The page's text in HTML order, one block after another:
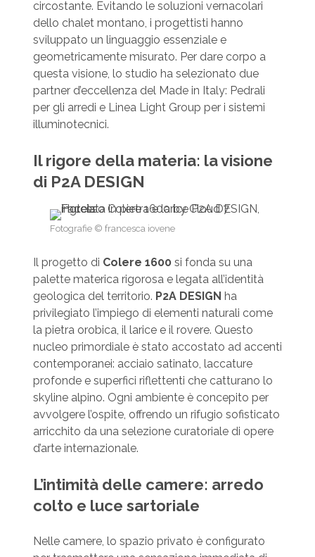
circostante. Evitando le soluzioni vernacolari
dello chalet montano, i progettisti hanno
sviluppato un linguaggio essenziale e
geometricamente misurato. Per dare corpo a
questa visione, lo studio ha selezionato due
partner d’eccellenza del Made in Italy: Pedrali
per gli arredi e Linea Light Group per i sistemi
illuminotecnici.
Il rigore della materia: la visione
di P2A DESIGN
Fotografie © francesca iovene
Il progetto di Colere 1600si fonda su una
palette materica rigorosa e legata all’identità
geologica del territorio. P2A DESIGN ha
privilegiato l’impiego di elementi naturali come
la pietra orobica, il larice e il rovere. Questo
nucleo primordiale è stato accostato ad accenti
contemporanei: acciaio satinato, laccature
profonde e superfici riflettenti che catturano lo
skyline alpino. Ogni ambiente è concepito per
avvolgere l’ospite, offrendo un rifugio sofisticato
arricchito da una selezione curatoriale di opere
d’arte internazionale.
L’intimità delle camere: arredo
colto e luce sartoriale
Nelle camere, lo spazio privato è configurato